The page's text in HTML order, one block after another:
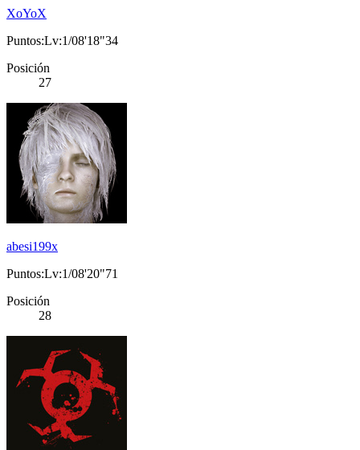
XoYoX
Puntos:Lv:1/08'18"34
Posición
27
abesi199x
Puntos:Lv:1/08'20"71
Posición
28